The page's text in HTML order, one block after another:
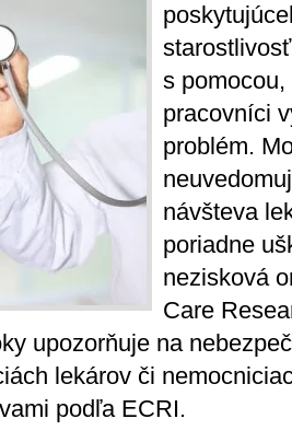
s
pracovníci
problém.
návšteva
poriadne
nezisková
Care
upozorňuje na
lekárov či
podľa ECRI.